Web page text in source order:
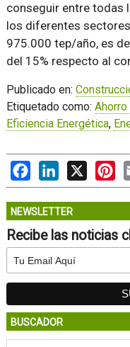
conseguir entre todas
los diferentes
975.000 tep/año, es
del 15% respecto al
Publicado en:
Etiquetado como:
Eficiencia Energética,
FacebookLinkedIn
X
NEWSLETTER
Recibe las noticias
BUSCADOR